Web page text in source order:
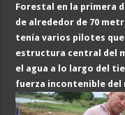
Forestal en la primera
de alrededor de 70
tenía varios pilotes que
estructura central del
el agua a lo largo del
fuerza incontenible del